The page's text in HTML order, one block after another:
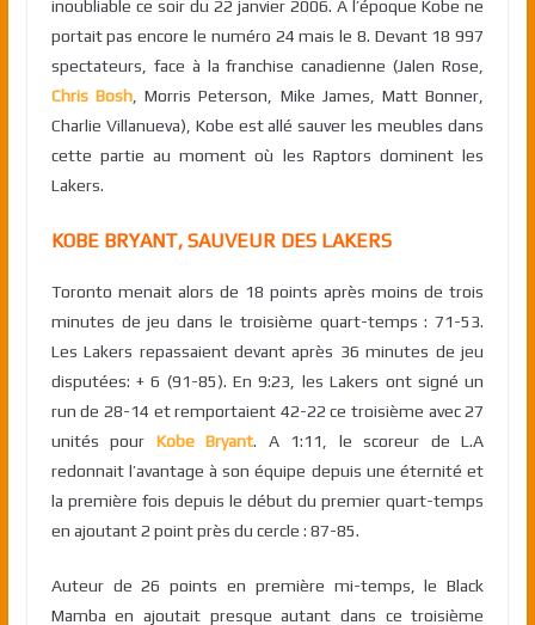
inoubliable ce soir du 22 janvier 2006. A l’époque Kobe ne
portait pas encore le numéro 24 mais le 8. Devant 18 997
spectateurs, face à la franchise canadienne (Jalen Rose,
Chris Bosh, Morris Peterson, Mike James, Matt Bonner,
Charlie Villanueva), Kobe est allé sauver les meubles dans
cette partie au moment où les Raptors dominent les
Lakers.
KOBE BRYANT, SAUVEUR DES LAKERS
Toronto menait alors de 18 points après moins de trois
minutes de jeu dans le troisième quart-temps : 71-53.
Les Lakers repassaient devant après 36 minutes de jeu
disputées: + 6 (91-85). En 9:23, les Lakers ont signé un
run de 28-14 et remportaient 42-22 ce troisième avec 27
unités pour Kobe Bryant. A 1:11, le scoreur de L.A
redonnait l’avantage à son équipe depuis une éternité et
la première fois depuis le début du premier quart-temps
en ajoutant 2 point près du cercle : 87-85.
Auteur de 26 points en première mi-temps, le Black
Mamba en ajoutait presque autant dans ce troisième